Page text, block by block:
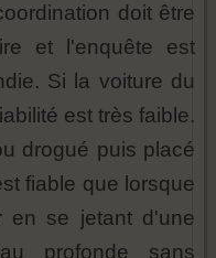
doit être
et l'enquête est
Si la voiture du
est très faible.
drogué puis placé
fiable que lorsque
en se jetant d'une
profonde sans